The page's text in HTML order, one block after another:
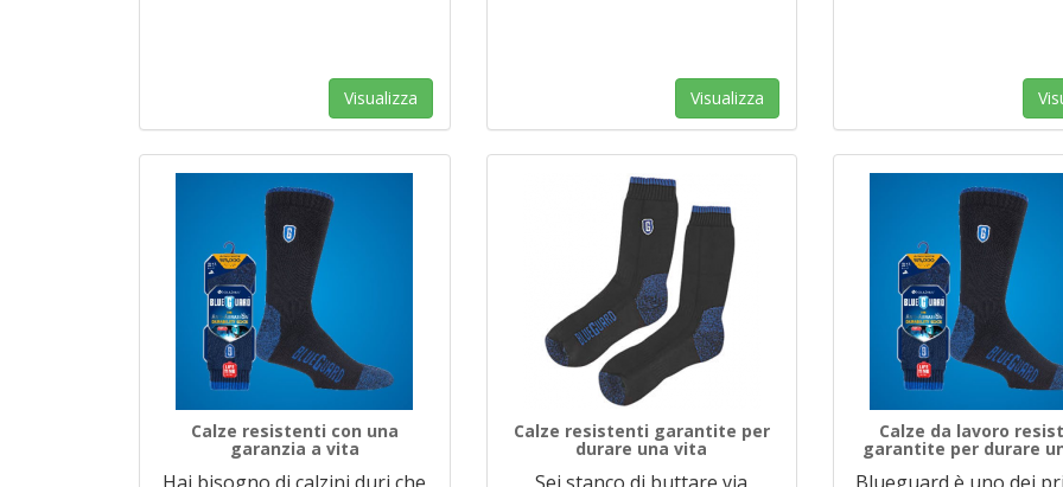
Visualizza Visualizza
Calze resistenti con una
garanzia a vita
Calze resistenti garantite per
durare una vita
Calze da lavoro
garantite per durare